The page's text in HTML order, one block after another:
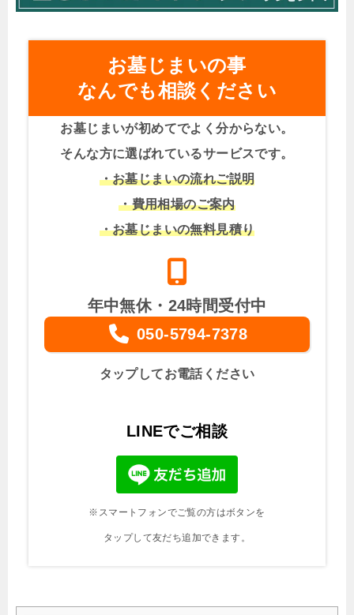
お墓じまいの事
なんでも相談ください
お墓じまいが初めてでよく分からない。
そんな方に選ばれているサービスです。
・お墓じまいの流れご説明
・費用相場のご案内
・お墓じまいの無料見積り
年中無休・24時間受付中
050-5794-7378
タップしてお電話ください
LINEでご相談
※スマートフォンでご覧の方はボタンを
タップして友だち追加できます。